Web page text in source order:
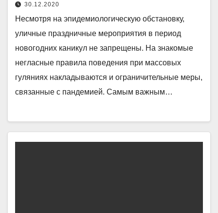
30.12.2020
Несмотря на эпидемиологическую обстановку,
уличные праздничные мероприятия в период
новогодних каникул не запрещены. На знакомые
негласные правила поведения при массовых
гуляниях накладываются и ограничительные меры,
связанные с пандемией. Самым важным…